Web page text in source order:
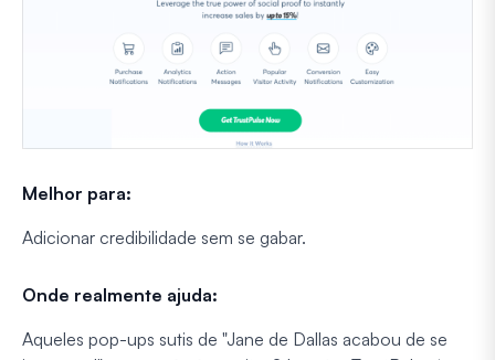
Melhor para:
Adicionar credibilidade sem se gabar.
Onde realmente ajuda:
Aqueles pop-ups sutis de "Jane de Dallas acabou de se